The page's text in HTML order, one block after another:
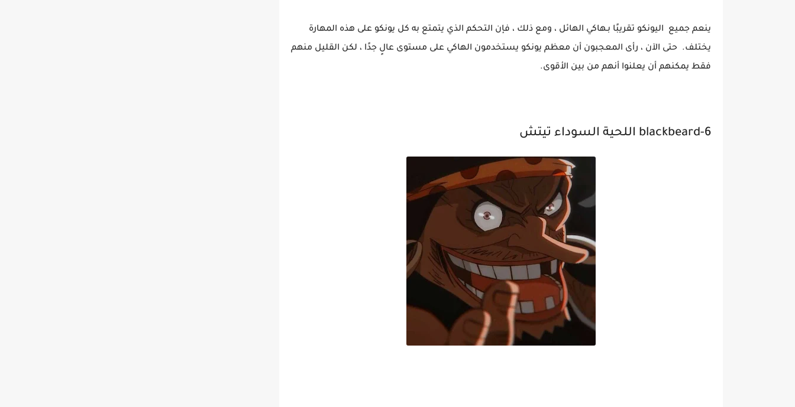
ينعم جميع اليونكو تقريبًا بـهاكي الهائل ، ومع ذلك ، فإن التحكم الذي يتمتع به كل يونكو على هذه المهارة
يختلف. حتى الآن ، رأى المعجبون أن معظم يونكو يستخدمون الهاكي على مستوى عالٍ جدًا ، لكن القليل منهم
فقط يمكنهم أن يعلنوا أنهم من بين الأقوى.
6-blackbeard اللحية السوداء تيتش